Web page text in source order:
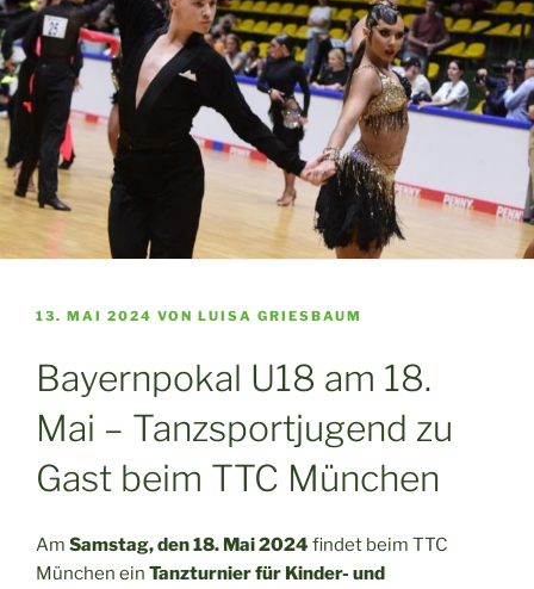
VERÖFFENTLICHT
13. MAI 2024 VON LUISA GRIESBAUM
Bayernpokal U18 am 18.
Mai – Tanzsportjugend zu
Gast beim TTC München
Am Samstag, den 18. Mai 2024 findet beim TTC
München ein Tanzturnier für Kinder- und